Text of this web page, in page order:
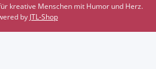
kreative Menschen mit Humor und Herz.
by JTL-Shop